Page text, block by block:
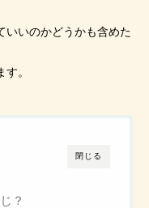
いいのかどうかも含めた
。
閉じる
？